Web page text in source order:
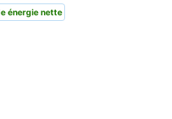
énergie nette